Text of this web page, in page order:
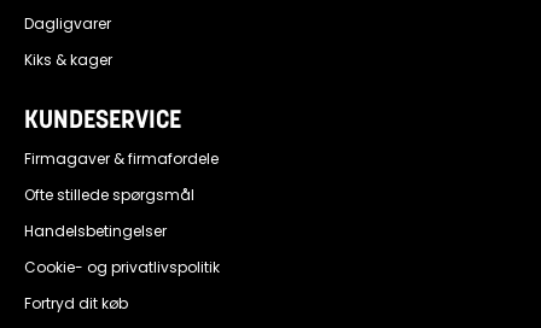
Dagligvarer
Kiks & kager
KUNDESERVICE
Firmagaver & firmafordele
Ofte stillede spørgsmål
Handelsbetingelser
Cookie- og privatlivspolitik
Fortryd dit køb